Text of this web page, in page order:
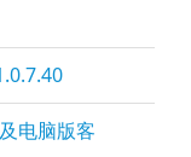
电脑版客